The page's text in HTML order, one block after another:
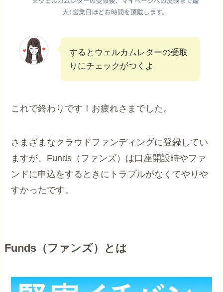
するとウェルカムレターの受取
りにチェックがつくよ
これで終わりです！お疲れさまでした。
さまざまなクラウドファンディングに登録してい
ますが、Funds（ファンズ）は口座開設時やファ
ンドに申込をするときにトラブルがなくてやりや
すかったです。
Funds（ファンズ）とは